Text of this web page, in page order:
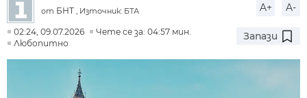
от БНТ , Източник: БТА A+ A-
02:24, 09.07.2026
Чете се за: 04:57 мин.
Любопитно
Запази